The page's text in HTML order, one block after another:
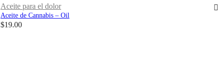
Aceite para el dolor
Aceite de Cannabis – Oil
$19.00